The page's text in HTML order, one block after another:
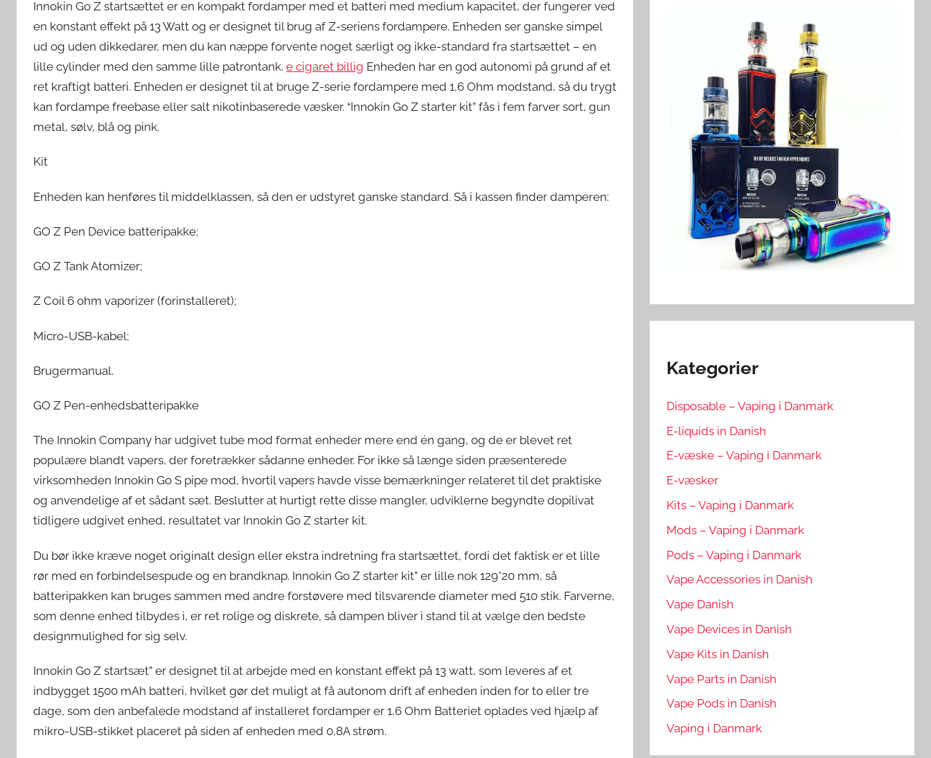
Innokin Go Z startsættet er en kompakt fordamper med et batteri med medium kapacitet, der fungerer ved
en konstant effekt på 13 Watt og er designet til brug af Z-seriens fordampere. Enheden ser ganske simpel
ud og uden dikkedarer, men du kan næppe forvente noget særligt og ikke-standard fra startsættet – en
lille cylinder med den samme lille patrontank. e cigaret billig Enheden har en god autonomi på grund af et
ret kraftigt batteri. Enheden er designet til at bruge Z-serie fordampere med 1,6 Ohm modstand, så du trygt
kan fordampe freebase eller salt nikotinbaserede væsker. “Innokin Go Z starter kit” fås i fem farver sort, gun
metal, sølv, blå og pink.
Kit
Enheden kan henføres til middelklassen, så den er udstyret ganske standard. Så i kassen finder damperen:
GO Z Pen Device batteripakke;
GO Z Tank Atomizer;
Z Coil 6 ohm vaporizer (forinstalleret);
Micro-USB-kabel;
Brugermanual.
GO Z Pen-enhedsbatteripakke
The Innokin Company har udgivet tube mod format enheder mere end én gang, og de er blevet ret
populære blandt vapers, der foretrækker sådanne enheder. For ikke så længe siden præsenterede
virksomheden Innokin Go S pipe mod, hvortil vapers havde visse bemærkninger relateret til det praktiske
og anvendelige af et sådant sæt. Beslutter at hurtigt rette disse mangler, udviklerne begyndte dopilivat
tidligere udgivet enhed, resultatet var Innokin Go Z starter kit.
Du bør ikke kræve noget originalt design eller ekstra indretning fra startsættet, fordi det faktisk er et lille
rør med en forbindelsespude og en brandknap. Innokin Go Z starter kit” er lille nok 129*20 mm, så
batteripakken kan bruges sammen med andre forstøvere med tilsvarende diameter med 510 stik. Farverne,
som denne enhed tilbydes i, er ret rolige og diskrete, så dampen bliver i stand til at vælge den bedste
designmulighed for sig selv.
Innokin Go Z startsæt” er designet til at arbejde med en konstant effekt på 13 watt, som leveres af et
indbygget 1500 mAh batteri, hvilket gør det muligt at få autonom drift af enheden inden for to eller tre
dage, som den anbefalede modstand af installeret fordamper er 1,6 Ohm Batteriet oplades ved hjælp af
mikro-USB-stikket placeret på siden af ​​enheden med 0,8A strøm.
Kategorier
Disposable – Vaping i Danmark
E-liquids in Danish
E-væske – Vaping i Danmark
E-væsker
Kits – Vaping i Danmark
Mods – Vaping i Danmark
Pods – Vaping i Danmark
Vape Accessories in Danish
Vape Danish
Vape Devices in Danish
Vape Kits in Danish
Vape Parts in Danish
Vape Pods in Danish
Vaping i Danmark